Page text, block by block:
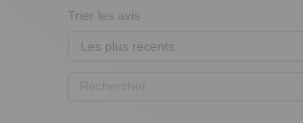
Trier les avis